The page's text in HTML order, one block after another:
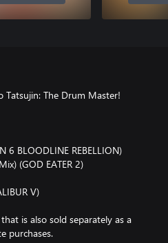
Tatsujin: The Drum Master!
6 BLOODLINE REBELLION)
(GOD EATER 2)
V)
is also sold separately as a
purchases.